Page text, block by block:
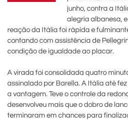
junho, contra a
alegria albanesa,
reação da Itália foi rápida e
contando com assistência de
condição de igualdade ao placar.
A virada foi consolidada quatro
assinalado por Barella. A Itália até
a vantagem. Teve o controle da
desenvolveu mais que o dobro de
terminaram em chances para